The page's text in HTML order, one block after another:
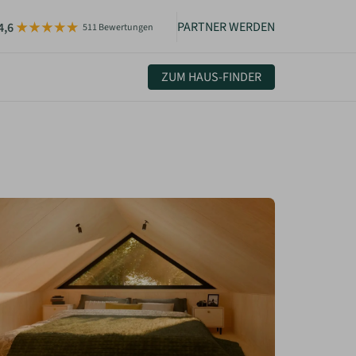
511 Bewertungen PARTNER WERDEN
ZUM HAUS-FINDER